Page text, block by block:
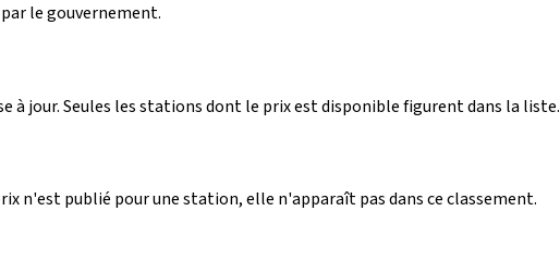
le gouvernement.
à jour. Seules les stations dont le prix est disponible figurent dans la liste.
n'est publié pour une station, elle n'apparaît pas dans ce classement.